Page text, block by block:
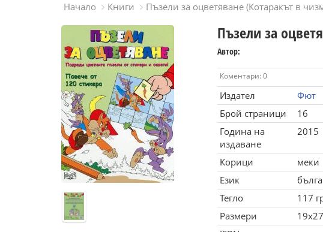
Начало Книги Пъзели за оцветяване (Котаракът в
Пъзели за
Автор:
Коментари: 0
Издател
Фют
Брой страници
16
Година на
издаване
2015
Корици
меки
Език
Тегло
117
Размери
19x27